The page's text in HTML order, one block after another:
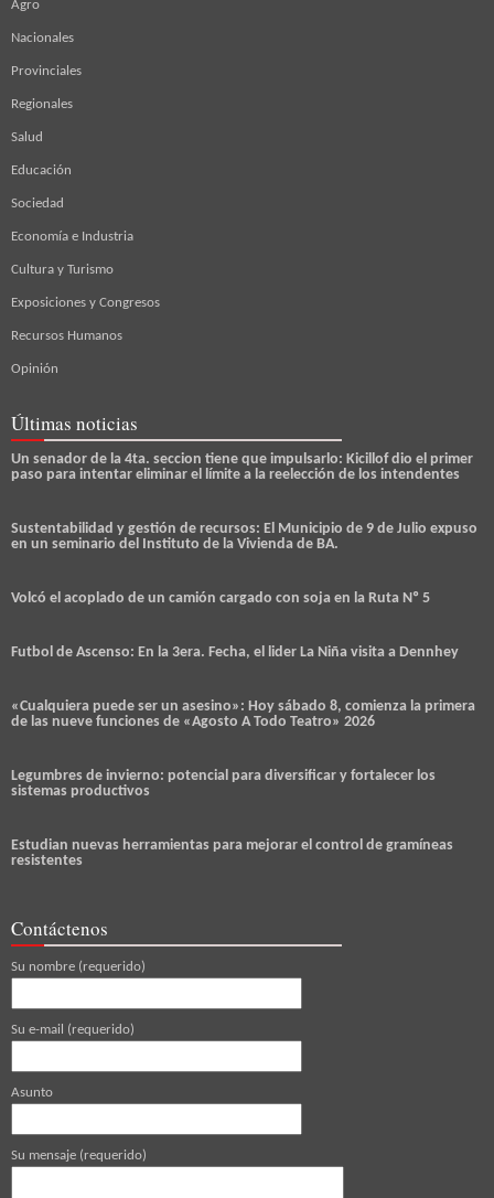
Agro
Nacionales
Provinciales
Regionales
Salud
Educación
Sociedad
Economía e Industria
Cultura y Turismo
Exposiciones y Congresos
Recursos Humanos
Opinión
Últimas noticias
Un senador de la 4ta. seccion tiene que impulsarlo: Kicillof dio el primer
paso para intentar eliminar el límite a la reelección de los intendentes
Sustentabilidad y gestión de recursos: El Municipio de 9 de Julio expuso
en un seminario del Instituto de la Vivienda de BA.
Volcó el acoplado de un camión cargado con soja en la Ruta Nº 5
Futbol de Ascenso: En la 3era. Fecha, el lider La Niña visita a Dennhey
«Cualquiera puede ser un asesino»: Hoy sábado 8, comienza la primera
de las nueve funciones de «Agosto A Todo Teatro» 2026
Legumbres de invierno: potencial para diversificar y fortalecer los
sistemas productivos
Estudian nuevas herramientas para mejorar el control de gramíneas
resistentes
Contáctenos
Su nombre (requerido)
Su e-mail (requerido)
Asunto
Su mensaje (requerido)